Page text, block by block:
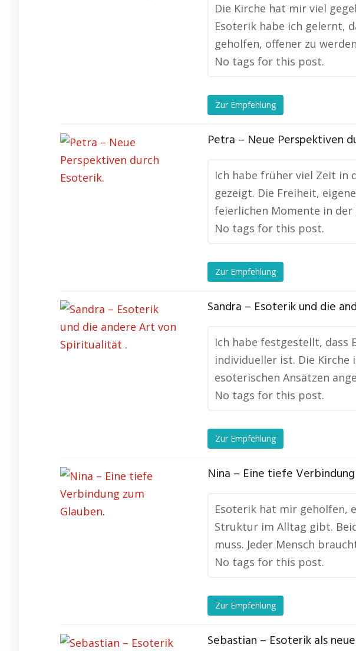
Die Kirche hat mir viel
Esoterik habe ich gelernt,
geholfen, offener zu
No tags for this post.
Zur Empfehlung
Petra – Neue Perspektiven
Ich habe früher viel Zeit in
gezeigt. Die Freiheit,
feierlichen Momente in der
No tags for this post.
Zur Empfehlung
Sandra – Esoterik und die
Ich habe festgestellt, dass
individueller ist. Die
esoterischen Ansätzen
No tags for this post.
Zur Empfehlung
Nina – Eine tiefe
Esoterik hat mir geholfen,
Struktur im Alltag gibt.
muss. Jeder Mensch
No tags for this post.
Zur Empfehlung
Sebastian – Esoterik als